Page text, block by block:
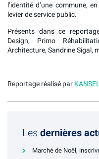
l’identité d’une commune,
levier de service public.
Présents dans ce
Design, Primo
Architecture, Sandrine Sigal,
Reportage réalisé par
Les dernières
Marché de Noël,